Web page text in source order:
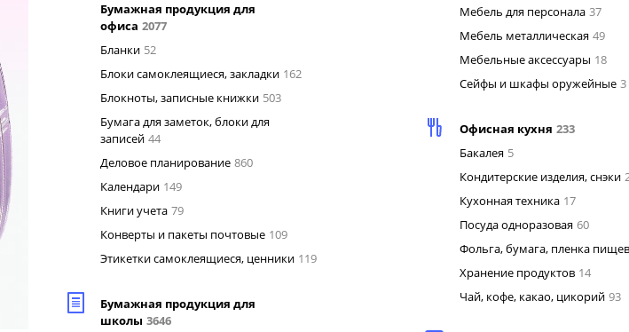
Бумажная продукция для
офиса 2077
Бланки 52
Блоки самоклеящиеся, закладки 162
Блокноты, записные книжки 503
Бумага для заметок, блоки для
записей 44
Деловое планирование 860
Календари 149
Книги учета 79
Конверты и пакеты почтовые 109
Этикетки самоклеящиеся, ценники 119
Бумажная продукция для
школы 3646
Мебель для персонала 37
Мебель металлическая 49
Мебельные аксессуары 18
Сейфы и шкафы оружейные 3
Офисная кухня 233
Бакалея 5
Кондитерские изделия, снэки
Кухонная техника 17
Посуда одноразовая 60
Фольга, бумага, пленка
Хранение продуктов 14
Чай, кофе, какао, цикорий 93